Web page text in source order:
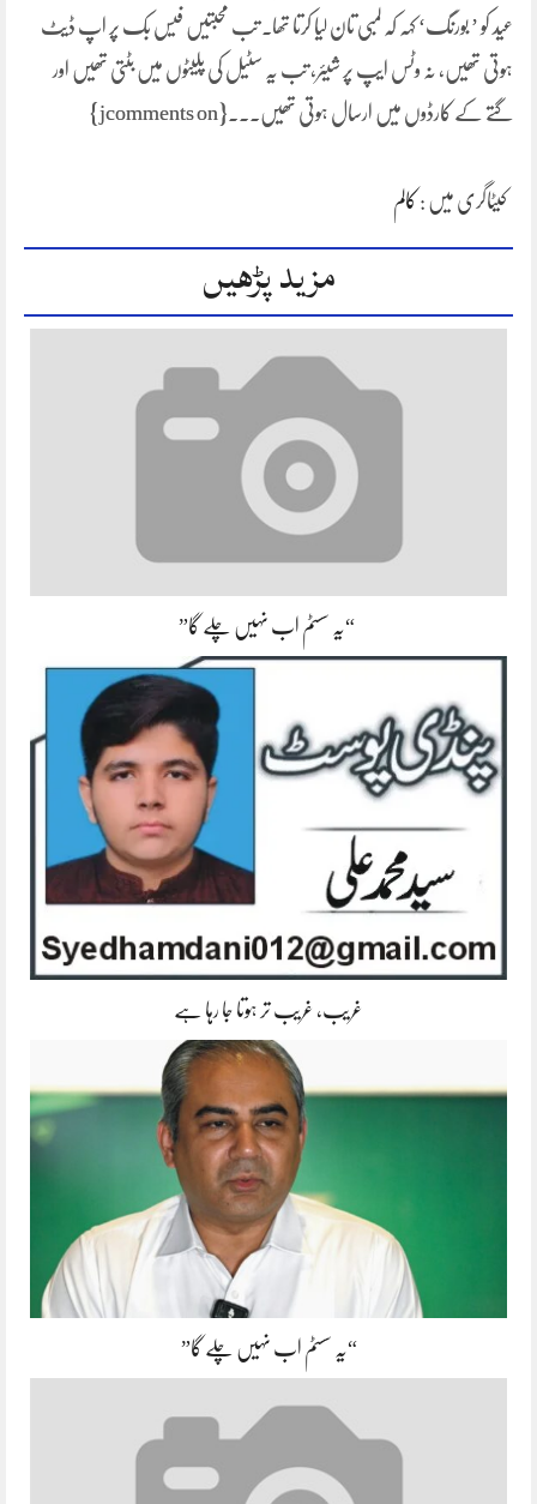
عید کو ’ بورنگ‘ کہہ کہ لمبی تان لیا کرتا تھا۔ تب محبتیں فیس بک پر اپ ڈیٹ
ہوتی تھیں، نہ وٹس ایپ پر شیئر، تب یہ سٹیل کی پلیٹوں میں بٹتی تھیں اور
گتے کے کارڈوں میں ارسال ہوتی تھیں۔۔۔{jcomments on}
کیٹاگری میں : کالم
مزید پڑھیں
“یہ سسٹم اب نہیں چلے گا”
غریب، غریب تر ہوتا جا رہا ہے
“یہ سسٹم اب نہیں چلے گا”